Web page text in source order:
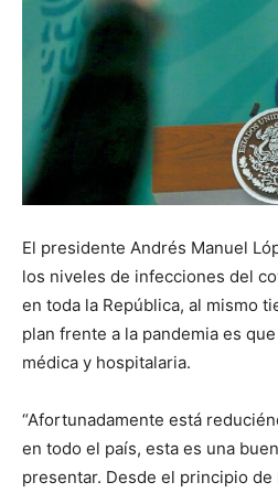
El presidente Andrés Manuel
los niveles de infecciones del
en toda la República, al mismo
plan frente a la pandemia es
médica y hospitalaria.
“Afortunadamente está
en todo el país, esta es una
presentar. Desde el principio de